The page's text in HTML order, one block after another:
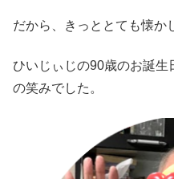
だから、きっととても懐か
ひいじぃじの90歳のお誕
の笑みでした。